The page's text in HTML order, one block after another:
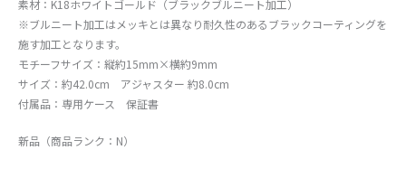
素材：K18ホワイトゴールド（ブラックブルニート加工）
※ブルニート加工はメッキとは異なり耐久性のあるブラックコーティングを
施す加工となります。
モチーフサイズ：縦約15mm×横約9mm
サイズ：約42.0cm アジャスター 約8.0cm
付属品：専用ケース 保証書
新品（商品ランク：N）